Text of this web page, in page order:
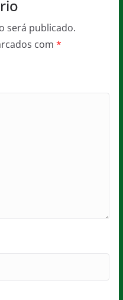
será publicado.
com *